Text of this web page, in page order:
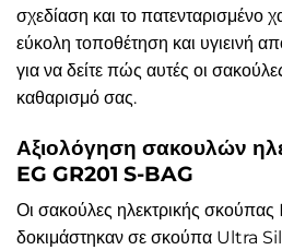
σχεδίαση και το πατενταρισμένο
εύκολη τοποθέτηση και υγιεινή
για να δείτε πώς αυτές οι
καθαρισμό σας.
Αξιολόγηση σακουλών
EG GR201 S-BAG
Οι σακούλες ηλεκτρικής
δοκιμάστηκαν σε σκούπα Ultra